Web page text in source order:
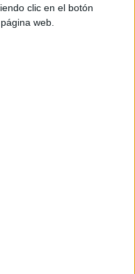
clic en el botón
web.
el escudo
en redes